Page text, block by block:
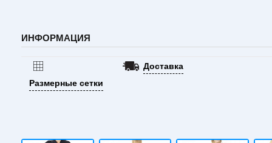
ИНФОРМАЦИЯ
Размерные сетки
Доставка